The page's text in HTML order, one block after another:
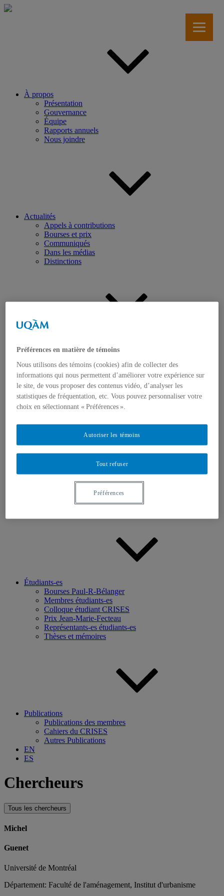
Aller
À propos
Présentation
Gouvernance
Équipe
Rapports annuels
Nous joindre
Actualités
Appels à contributions
Bourses et prix
Communiqués
Dans les médias
Distinctions
Événements à venir
Colloque international CRISES
Perspectives et dialogue
Vidéos et baladodiffusions
Chercheurs-euses
Étudiants-es
Bourses Paul-R-Bélanger
Membres étudiants-es
Colloque étudiant CRISES
Prix Jean-Marie-Fecteau
Représentants-es étudiants-es
Thèses et mémoires
Publications
Publications des membres
Cahiers du CRISES
Autres Publications
EN
ES
Chercheurs
Tous les chercheurs
Michel
Guenet
Université de Montréal
Département: Faculté de l'aménagement, Institut d'urbanisme
Préférences en matière de témoins
Nous utilisons des témoins (cookies) afin de collecter des
informations qui nous permettent d’améliorer votre expérience sur
le site, de vous proposer des contenus vidéo, d’analyser les
statistiques de fréquentation, etc. Vous pouvez personnaliser votre
choix en sélectionnant « Préférences ».
Tout refuser
Autoriser les témoins
Préférences